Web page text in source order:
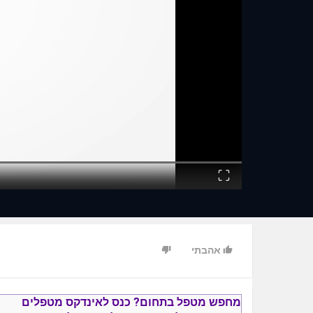
אהבתי
מחפש מטפל בתחום? כנס לאינדקס מטפלים